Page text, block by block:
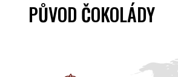
PŮVOD ČOKOLÁDY